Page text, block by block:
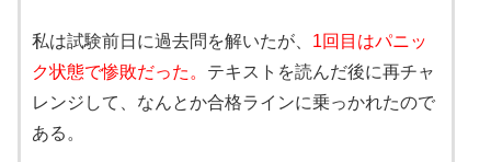
私は試験前日に過去問を解いたが、 1回目はパニッ
ク状態で惨敗だった。 テキストを読んだ後に再チャ
レンジして、なんとか合格ラインに乗っかれたので
ある。